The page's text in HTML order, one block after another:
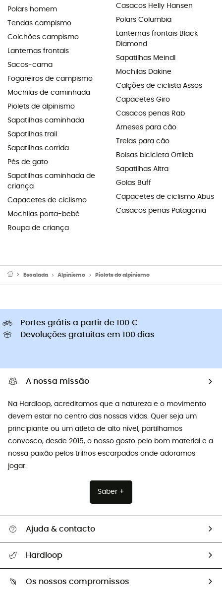
Polars homem
Tendas campismo
Colchões campismo
Lanternas frontais
Sacos-cama
Fogareiros de campismo
Mochilas de caminhada
Piolets de alpinismo
Sapatilhas caminhada
Sapatilhas trail
Sapatilhas corrida
Pés de gato
Sapatilhas caminhada de
criança
Capacetes de ciclismo
Mochilas porta-bebé
Roupa de criança
Casacos Helly Hansen
Polars Columbia
Lanternas frontais Black
Diamond
Sapatilhas Meindl
Mochilas Dakine
Calções de ciclista Assos
Capacetes Giro
Casacos penas Rab
Arneses para cão
Trelas para cão
Bolsas bicicleta Ortlieb
Sapatilhas Altra
Golas Buff
Capacetes de ciclismo Abus
Casacos penas Patagonia
Escalada Alpinismo Piolets de alpinismo
Portes grátis a partir de 100 €
Devoluções gratuitas em 100 dias
A nossa missão
Na Hardloop, acreditamos que a natureza e o movimento
devem estar no centro das nossas vidas. Quer seja um
principiante ou um atleta de alto nível, partilhamos
convosco, desde 2015, o nosso gosto pelo bom material e a
nossa paixão pelos trilhos escarpados onde adoramos
jogar.
Saber +
Ajuda & contacto
Devoluções e reembolsos
Guia de tamanhos
Hardloop
Os nossos compromissos